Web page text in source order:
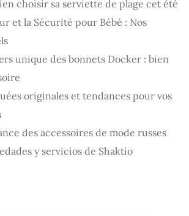
choisir sa serviette de plage cet été
et la Sécurité pour Bébé : Nos
unique des bonnets Docker : bien
originales et tendances pour vos
des accessoires de mode russes
y servicios de Shaktio